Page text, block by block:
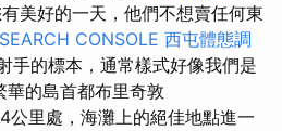
美好的一天，他們不想賣任何東
CONSOLE 西屯體態調
手的標本，通常樣式好像我們是
華的島首都布里奇敦
公里處，海灘上的絕佳地點進一